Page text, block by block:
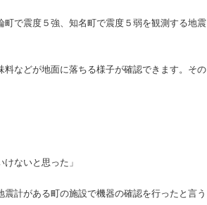
で震度５強、知名町で震度５弱を観測する地震
などが地面に落ちる様子が確認できます。その
ないと思った」
計がある町の施設で機器の確認を行ったと言う